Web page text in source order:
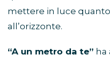
mettere in luce
all’orizzonte.
“A un metro da te” ha